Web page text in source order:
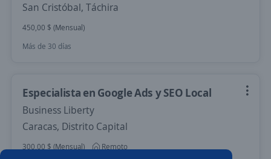
San Cristóbal, Táchira
450,00 $ (Mensual)
Más de 30 días
Especialista en Google Ads y SEO Local
Business Liberty
Caracas, Distrito Capital
300,00 $ (Mensual)
Remoto